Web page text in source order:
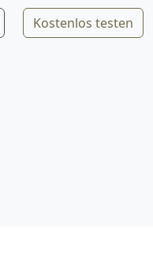
Kostenlos testen